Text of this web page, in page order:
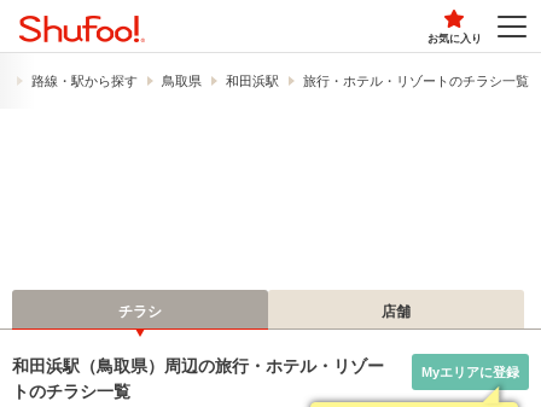
お気に入り
路線・駅から探す 鳥取県 和田浜駅 旅行・ホテル・リゾートのチラシ一覧
チラシ 店舗
和田浜駅（鳥取県）周辺の旅行・ホテル・リゾー
トのチラシ一覧
Myエリアに登録